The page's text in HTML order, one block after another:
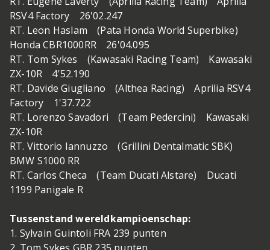
RSV4 Factory 26'02.247
RT. Leon Haslam (Pata Honda World Superbike)
Honda CBR1000RR 26'04.095
RT. Tom Sykes (Kawasaki Racing Team) Kawasaki
ZX-10R 4'52.190
RT. Davide Giugliano (Althea Racing) Aprilia RSV4
Factory 1'37.722
RT. Lorenzo Savadori (Team Pedercini) Kawasaki
ZX-10R
RT. Vittorio Iannuzzo (Grillini Dentalmatic SBK)
BMW S1000 RR
RT. Carlos Checa (Team Ducati Alstare) Ducati
1199 Panigale R
Tussenstand wereldkampioenschap:
1. Sylvain Guintoli FRA 239 punten